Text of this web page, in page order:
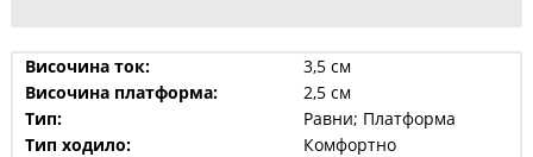
Височина ток:
3,5 см
Височина платформа:
2,5 см
Тип:
Равни; Платформа
Тип ходило:
Комфортно